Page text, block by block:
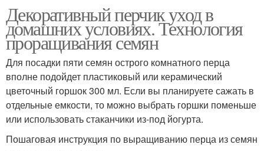
Декоративный перчик уход в
домашних условиях. Технология
проращивания семян
Для посадки пяти семян острого комнатного перца
вполне подойдет пластиковый или керамический
цветочный горшок 300 мл. Если вы планируете сажать в
отдельные емкости, то можно выбрать горшки поменьше
или использовать стаканчики из-под йогурта.
Пошаговая инструкция по выращиванию перца из семян